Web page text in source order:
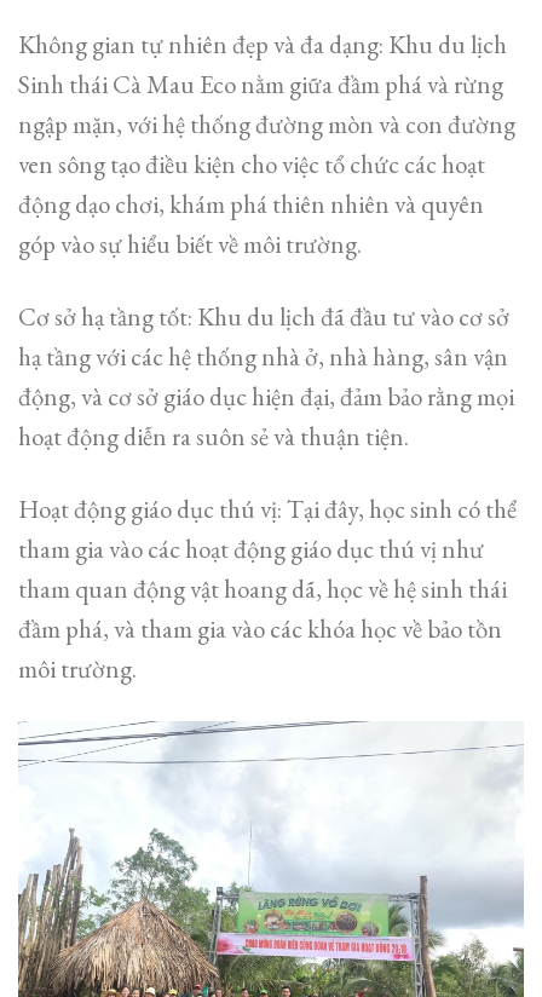
Không gian tự nhiên đẹp và đa dạng: Khu du lịch
Sinh thái Cà Mau Eco nằm giữa đầm phá và rừng
ngập mặn, với hệ thống đường mòn và con đường
ven sông tạo điều kiện cho việc tổ chức các hoạt
động dạo chơi, khám phá thiên nhiên và quyên
góp vào sự hiểu biết về môi trường.
Cơ sở hạ tầng tốt: Khu du lịch đã đầu tư vào cơ sở
hạ tầng với các hệ thống nhà ở, nhà hàng, sân vận
động, và cơ sở giáo dục hiện đại, đảm bảo rằng mọi
hoạt động diễn ra suôn sẻ và thuận tiện.
Hoạt động giáo dục thú vị: Tại đây, học sinh có thể
tham gia vào các hoạt động giáo dục thú vị như
tham quan động vật hoang dã, học về hệ sinh thái
đầm phá, và tham gia vào các khóa học về bảo tồn
môi trường.